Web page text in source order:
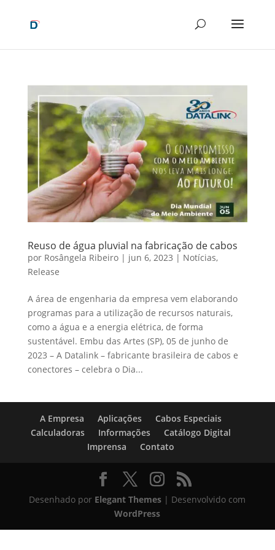
Reuso de água pluvial na fabricação de cabos
por Rosângela Ribeiro| jun 6, 2023 | Notícias,
Release
A área de engenharia da empresa vem elaborando
programas para a utilização de recursos naturais,
como a água e a energia elétrica, de forma
sustentável. Embu das Artes (SP), 05 de junho de
2023 – A Datalink – fabricante brasileira de cabos e
conectores – celebra o Dia...
A Empresa Aplicações
Cabos Especiais
Calculadoras
Informações
Catálogo Digital
Imprensa
Contato
Desenhado por Elegant Themes | Desenvolvido com
WordPress